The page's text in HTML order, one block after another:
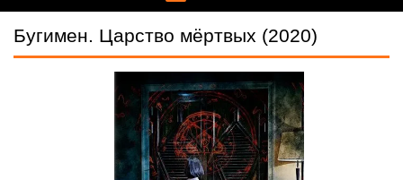
Бугимен. Царство мёртвых (2020)